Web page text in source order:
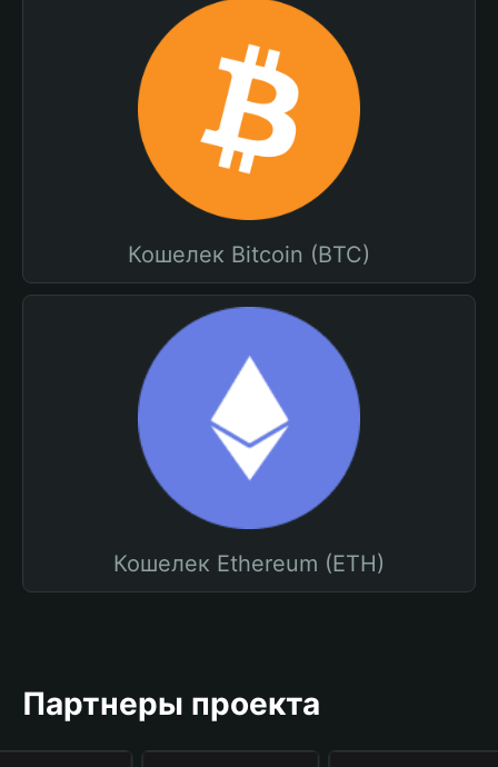
Кошелек Bitcoin (BTC)
Кошелек Ethereum (ETH)
Партнеры проекта